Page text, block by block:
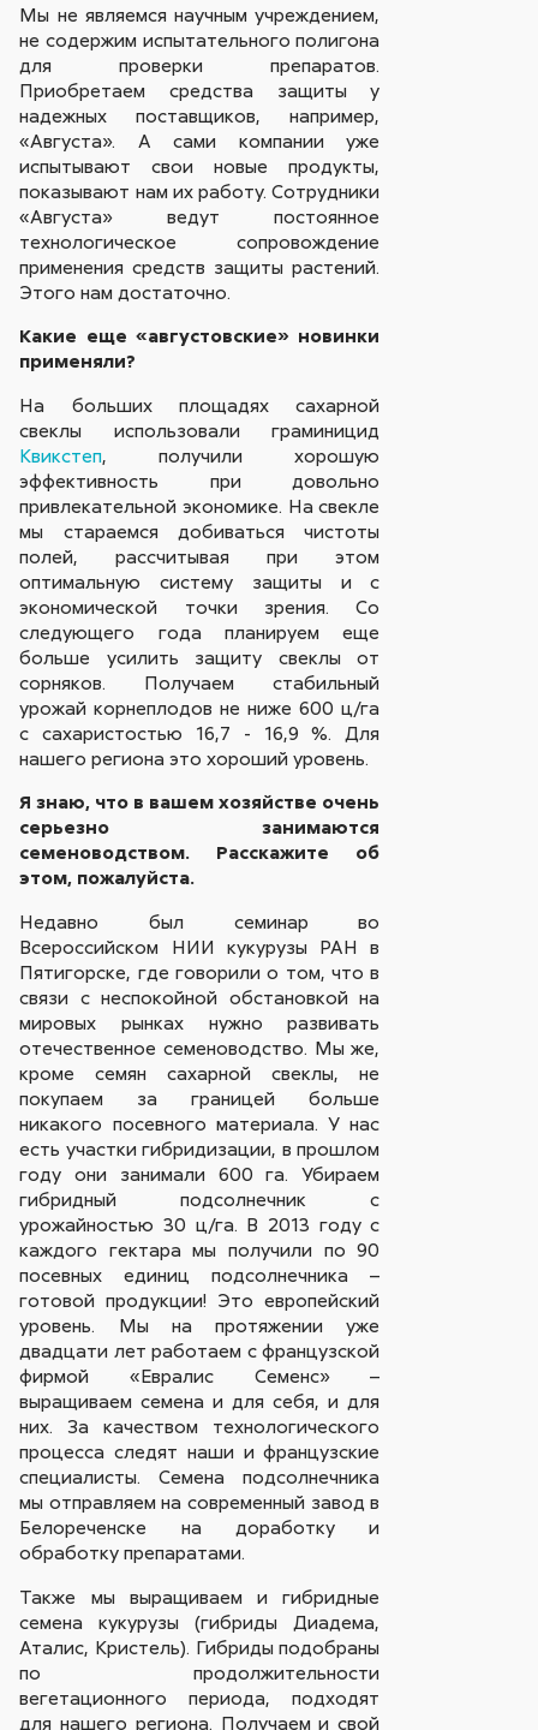
Мы не являемся научным учреждением,
не содержим испытательного полигона
для проверки препаратов.
Приобретаем средства защиты у
надежных поставщиков, например,
«Августа». А сами компании уже
испытывают свои новые продукты,
показывают нам их работу. Сотрудники
«Августа» ведут постоянное
технологическое сопровождение
применения средств защиты растений.
Этого нам достаточно.
Какие еще «августовские» новинки
применяли?
На больших площадях сахарной
свеклы использовали граминицид
Квикстеп, получили хорошую
эффективность при довольно
привлекательной экономике. На свекле
мы стараемся добиваться чистоты
полей, рассчитывая при этом
оптимальную систему защиты и с
экономической точки зрения. Со
следующего года планируем еще
больше усилить защиту свеклы от
сорняков. Получаем стабильный
урожай корнеплодов не ниже 600 ц/га
с сахаристостью 16,7 - 16,9 %. Для
нашего региона это хороший уровень.
Я знаю, что в вашем хозяйстве очень
серьезно занимаются
семеноводством. Расскажите об
этом, пожалуйста.
Недавно был семинар во
Всероссийском НИИ кукурузы РАН в
Пятигорске, где говорили о том, что в
связи с неспокойной обстановкой на
мировых рынках нужно развивать
отечественное семеноводство. Мы же,
кроме семян сахарной свеклы, не
покупаем за границей больше
никакого посевного материала. У нас
есть участки гибридизации, в прошлом
году они занимали 600 га. Убираем
гибридный подсолнечник с
урожайностью 30 ц/га. В 2013 году с
каждого гектара мы получили по 90
посевных единиц подсолнечника –
готовой продукции! Это европейский
уровень. Мы на протяжении уже
двадцати лет работаем с французской
фирмой «Евралис Семенс» –
выращиваем семена и для себя, и для
них. За качеством технологического
процесса следят наши и французские
специалисты. Семена подсолнечника
мы отправляем на современный завод в
Белореченске на доработку и
обработку препаратами.
Также мы выращиваем и гибридные
семена кукурузы (гибриды Диадема,
Аталис, Кристель). Гибриды подобраны
по продолжительности
вегетационного периода, подходят
для нашего региона. Получаем и свой